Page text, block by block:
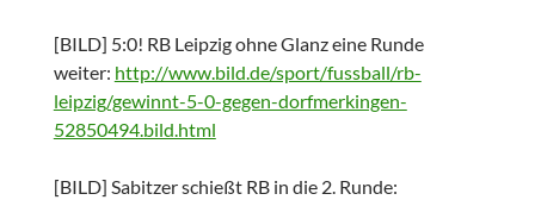
[BILD] 5:0! RB Leipzig ohne Glanz eine Runde
weiter: http://www.bild.de/sport/fussball/rb-
leipzig/gewinnt-5-0-gegen-dorfmerkingen-
52850494.bild.html
[BILD] Sabitzer schießt RB in die 2. Runde: